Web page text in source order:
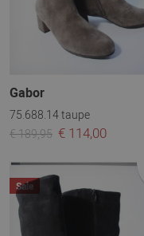
Gabor
75.688.14 taupe
€ 189,95 € 114,00
Sale